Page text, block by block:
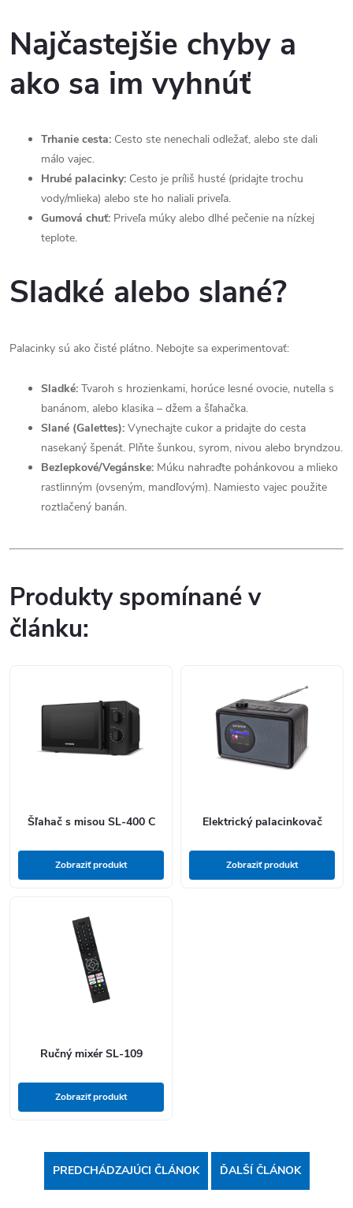
Najčastejšie chyby a
ako sa im vyhnúť
Trhanie cesta: Cesto ste nenechali odležať, alebo ste dali
málo vajec.
Hrubé palacinky: Cesto je príliš husté (pridajte trochu
vody/mlieka) alebo ste ho naliali priveľa.
Gumová chuť: Priveľa múky alebo dlhé pečenie na nízkej
teplote.
Sladké alebo slané?
Palacinky sú ako čisté plátno. Nebojte sa experimentovať:
Sladké: Tvaroh s hrozienkami, horúce lesné ovocie, nutella s
banánom, alebo klasika – džem a šľahačka.
Slané (Galettes): Vynechajte cukor a pridajte do cesta
nasekaný špenát. Plňte šunkou, syrom, nivou alebo bryndzou.
Bezlepkové/Vegánske: Múku nahraďte pohánkovou a mlieko
rastlinným (ovseným, mandľovým). Namiesto vajec použite
roztlačený banán.
Produkty spomínané v
článku:
Šľahač s misou SL-400 C
Zobraziť produkt
Elektrický palacinkovač
Zobraziť produkt
Ručný mixér SL-109
Zobraziť produkt
PREDCHÁDZAJÚCI ČLÁNOK ĎALŠÍ ČLÁNOK